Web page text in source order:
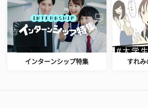
インターンシップ特集 すれみ